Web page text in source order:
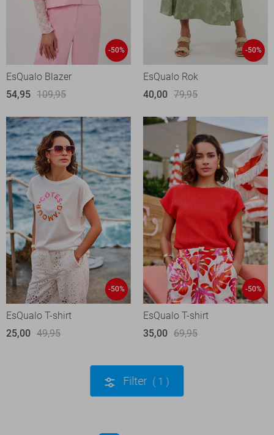
-50%
EsQualo Blazer
54,95 109,95
-50%
EsQualo Rok
40,00 79,95
-50%
EsQualo T-shirt
25,00 49,95
-50%
EsQualo T-shirt
35,00 69,95
Filter 1